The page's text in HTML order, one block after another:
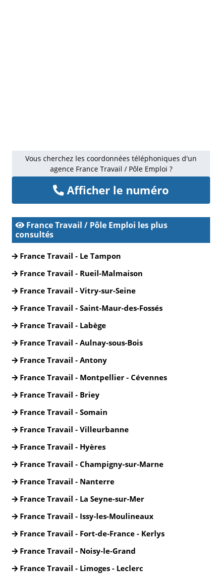
Vous cherchez les coordonnées téléphoniques d'un
agence France Travail / Pôle Emploi ?
Afficher le numéro
France Travail / Pôle Emploi les plus
consultés
France Travail - Le Tampon
France Travail - Rueil-Malmaison
France Travail - Vitry-sur-Seine
France Travail - Saint-Maur-des-Fossés
France Travail - Labège
France Travail - Aulnay-sous-Bois
France Travail - Antony
France Travail - Montpellier - Cévennes
France Travail - Briey
France Travail - Somain
France Travail - Villeurbanne
France Travail - Hyères
France Travail - Champigny-sur-Marne
France Travail - Nanterre
France Travail - La Seyne-sur-Mer
France Travail - Issy-les-Moulineaux
France Travail - Fort-de-France - Kerlys
France Travail - Noisy-le-Grand
France Travail - Limoges - Leclerc